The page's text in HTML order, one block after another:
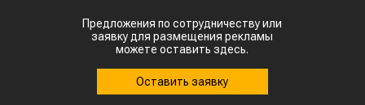
текущего года КНР выкупила сразу 14,2 тыс.
тонн казахстанской чечевицы.
Высокую динамику спроса показывают и другие
традиционные рынки: Афганистан — 4,9 тыс